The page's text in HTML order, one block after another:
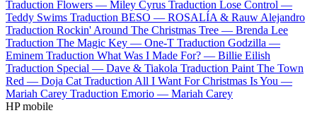
Traduction Flowers — Miley Cyrus Traduction Lose Control —
Teddy Swims Traduction BESO — ROSALÍA & Rauw Alejandro
Traduction Rockin' Around The Christmas Tree — Brenda Lee
Traduction The Magic Key — One-T Traduction Godzilla —
Eminem Traduction What Was I Made For? — Billie Eilish
Traduction Special — Dave & Tiakola Traduction Paint The Town
Red — Doja Cat Traduction All I Want For Christmas Is You —
Mariah Carey Traduction Emorio — Mariah Carey
HP mobile